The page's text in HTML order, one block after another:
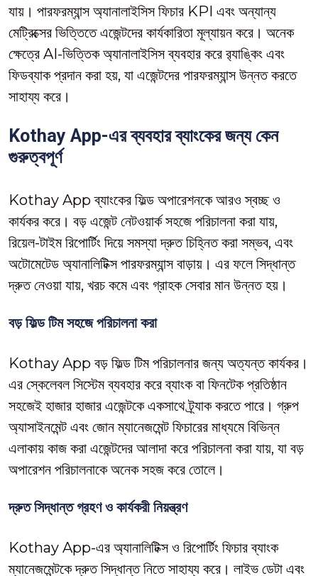
যায়। পারফরম্যান্স অ্যানালাইসিস ফিচার KPI এবং অন্যান্য
মেট্রিক্সের ভিত্তিতে এজেন্টদের কার্যকারিতা মূল্যায়ন করে। অনেক
ক্ষেত্রে AI-ভিত্তিক অ্যানালাইসিস ব্যবহার করে র‍্যাঙ্কিং এবং
ফিডব্যাক প্রদান করা হয়, যা এজেন্টদের পারফরম্যান্স উন্নত করতে
সাহায্য করে।
Kothay App-এর ব্যবহার ব্যাংকের জন্য কেন
গুরুত্বপূর্ণ
Kothay App ব্যাংকের ফিল্ড অপারেশনকে আরও স্বচ্ছ ও
কার্যকর করে। বড় এজেন্ট নেটওয়ার্ক সহজে পরিচালনা করা যায়,
রিয়েল-টাইম রিপোর্টিং দিয়ে সমস্যা দ্রুত চিহ্নিত করা সম্ভব, এবং
অটোমেটেড অ্যানালিটিক্স পারফরম্যান্স বাড়ায়। এর ফলে সিদ্ধান্ত
দ্রুত নেওয়া যায়, খরচ কমে এবং গ্রাহক সেবার মান উন্নত হয়।
বড় ফিল্ড টিম সহজে পরিচালনা করা
Kothay App বড় ফিল্ড টিম পরিচালনার জন্য অত্যন্ত কার্যকর।
এর স্কেলেবল সিস্টেম ব্যবহার করে ব্যাংক বা ফিনটেক প্রতিষ্ঠান
সহজেই হাজার হাজার এজেন্টকে একসাথে ট্র্যাক করতে পারে। গ্রুপ
অ্যাসাইনমেন্ট এবং জোন ম্যানেজমেন্ট ফিচারের মাধ্যমে বিভিন্ন
এলাকায় কাজ করা এজেন্টদের আলাদা করে পরিচালনা করা যায়, যা বড়
অপারেশন পরিচালনাকে অনেক সহজ করে তোলে।
দ্রুত সিদ্ধান্ত গ্রহণ ও কার্যকরী নিয়ন্ত্রণ
Kothay App-এর অ্যানালিটিক্স ও রিপোর্টিং ফিচার ব্যাংক
ম্যানেজমেন্টকে দ্রুত সিদ্ধান্ত নিতে সাহায্য করে। লাইভ ডেটা এবং